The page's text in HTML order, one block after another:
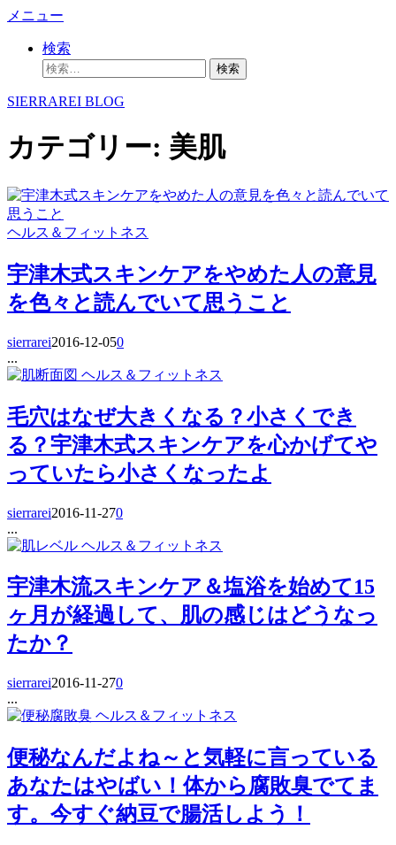
コ
へ
キ
ッ
メニュー
検索
検
SIERRAREI BLOG
カテゴリー: 美肌
ヘルス＆フィットネス
宇津木式スキンケアをやめた人の意見
を色々と読んでいて思うこと
sierrarei2016-12-050
...
ヘルス＆フィットネス
毛穴はなぜ大きくなる？小さくでき
る？宇津木式スキンケアを心かげてや
っていたら小さくなったよ
sierrarei2016-11-270
...
ヘルス＆フィットネス
宇津木流スキンケア＆塩浴を始めて15
ヶ月が経過して、肌の感じはどうなっ
たか？
sierrarei2016-11-270
...
ヘルス＆フィットネス
便秘なんだよね～と気軽に言っている
あなたはやばい！体から腐敗臭でてま
す。今すぐ納豆で腸活しよう！